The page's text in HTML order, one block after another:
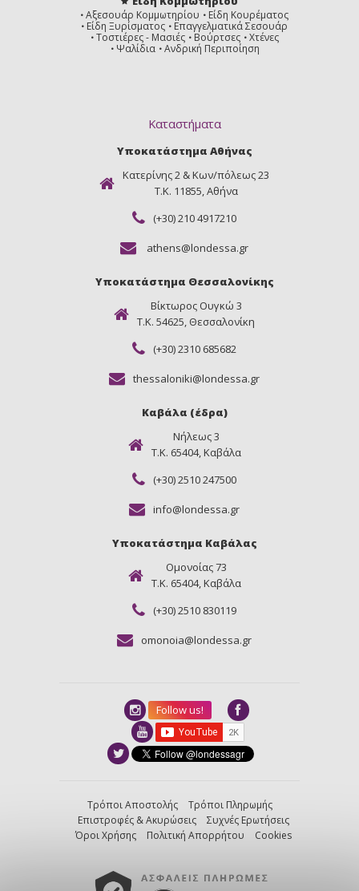
Αξεσουάρ Κομμωτηρίου
Είδη Κουρέματος
Είδη Ξυρίσματος
Επαγγελματικά Σεσουάρ
Τοστιέρες - Μασιές
Βούρτσες
Χτένες
Ψαλίδια
Ανδρική Περιποίηση
Καταστήματα
Υποκατάστημα Αθήνας
Κατερίνης 2 & Κων/πόλεως 23
Τ.Κ. 11855, Αθήνα
(+30) 210 4917210
athens@londessa.gr
Υποκατάστημα Θεσσαλονίκης
Βίκτωρος Ουγκώ 3
Τ.Κ. 54625, Θεσσαλονίκη
(+30) 2310 685682
thessaloniki@londessa.gr
Καβάλα (έδρα)
Νήλεως 3
Τ.Κ. 65404, Καβάλα
(+30) 2510 247500
info@londessa.gr
Υποκατάστημα Καβάλας
Ομονοίας 73
Τ.Κ. 65404, Καβάλα
(+30) 2510 830119
omonoia@londessa.gr
Follow us!
Τρόποι Αποστολής
Τρόποι Πληρωμής
Επιστροφές & Ακυρώσεις
Συχνές Ερωτήσεις
Όροι Χρήσης
Πολιτική Απορρήτου Cookies